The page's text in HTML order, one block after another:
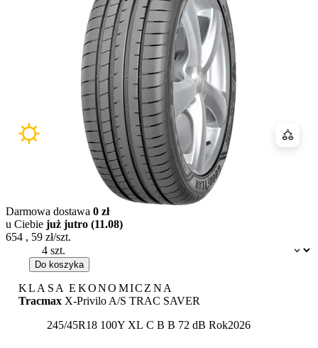
Dostępność:
Darmowa dostawa 0 zł
u Ciebie już jutro (11.08)
654 , 59 zł/szt.
Do koszyka
KLASA EKONOMICZNA
Tracmax X-Privilo A/S TRAC SAVER
245/45R18 100Y XL Etykieta:
C B B 72 dB Rok2026